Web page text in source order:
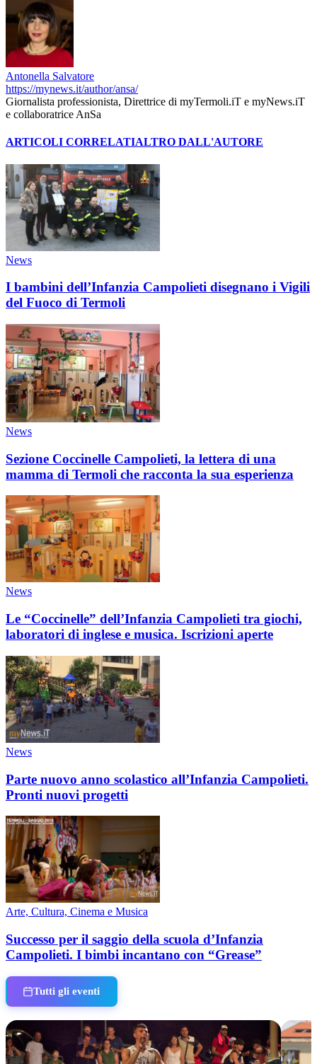
Antonella Salvatore
https://mynews.it/author/ansa/
Giornalista professionista, Direttrice di myTermoli.iT e myNews.iT
e collaboratrice AnSa
ARTICOLI CORRELATIALTRO DALL'AUTORE
News
I bambini dell’Infanzia Campolieti disegnano i Vigili
del Fuoco di Termoli
News
Sezione Coccinelle Campolieti, la lettera di una
mamma di Termoli che racconta la sua esperienza
News
Le “Coccinelle” dell’Infanzia Campolieti tra giochi,
laboratori di inglese e musica. Iscrizioni aperte
News
Parte nuovo anno scolastico all’Infanzia Campolieti.
Pronti nuovi progetti
Arte, Cultura, Cinema e Musica
Successo per il saggio della scuola d’Infanzia
Campolieti. I bimbi incantano con “Grease”
Tutti gli eventi